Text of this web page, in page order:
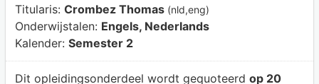
Titularis: Crombez Thomas (nld,eng)
Onderwijstalen: Engels, Nederlands
Kalender: Semester 2
Dit opleidingsonderdeel wordt gequoteerd op 20